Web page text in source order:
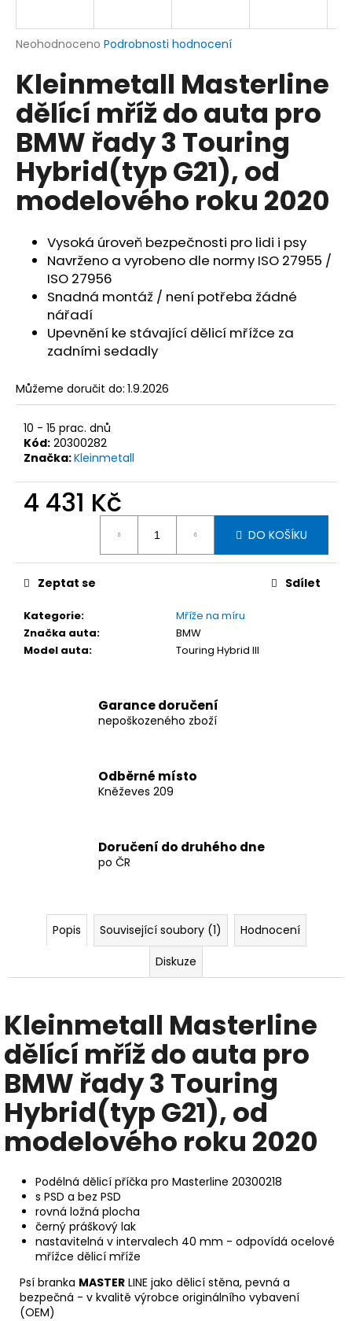
Průměrné
produktu
je
0,0
z
5
hvězdiček.
Neohodnoceno Podrobnosti hodnocení
Kleinmetall Masterline
dělící mříž do auta pro
BMW řady 3 Touring
Hybrid(typ G21), od
modelového roku 2020
Vysoká úroveň bezpečnosti pro lidi i psy
Navrženo a vyrobeno dle normy ISO 27955 /
ISO 27956
Snadná montáž / není potřeba žádné
nářadí
Upevnění ke stávající dělicí mřížce za
zadními sedadly
Můžeme doručit do: 1.9.2026
10 - 15 prac. dnů
Kód: 20300282
Značka:Kleinmetall
4 431 Kč
DO KOŠÍKU
Kategorie:
Mříže na míru
Značka auta:
BMW
Model auta: Touring Hybrid III
Zeptat se Sdílet
Garance doručení
nepoškozeného zboží
Odběrné místo
Kněževes 209
Doručení do druhého dne
po ČR
Popis Související soubory (1)
Hodnocení
Diskuze
Kleinmetall Masterline
dělící mříž do auta pro
BMW řady 3 Touring
Hybrid(typ G21), od
modelového roku 2020
Podélná dělicí příčka pro Masterline 20300218
s PSD a bez PSD
rovná ložná plocha
černý práškový lak
nastavitelná v intervalech 40 mm - odpovídá ocelové
mřížce dělicí mříže
Psí branka MASTER LINE jako dělicí stěna, pevná a
bezpečná - v kvalitě výrobce originálního vybavení
(OEM)
j
t
?
HLEDAT
j
e
m
e
KLEINMETALL
NÁSTUPNÍ
RAMPA
X
83-
12
CM